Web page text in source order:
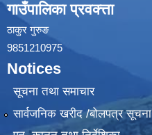
गाउँपालिका प्रवक्त्ता
ठाकुर गुरुङ
9851210975
Notices
सूचना तथा समाचार
सार्वजनिक खरीद /बोलपत्र सूचना